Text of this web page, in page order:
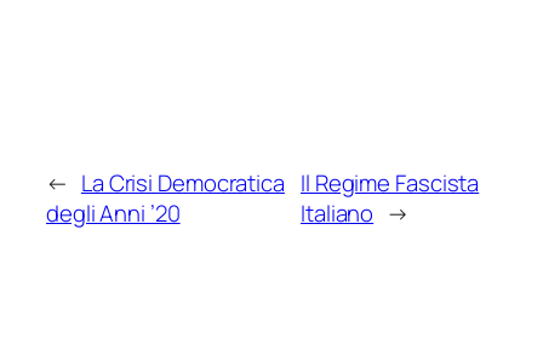
← La Crisi Democratica
degli Anni ’20
Il Regime Fascista
Italiano →